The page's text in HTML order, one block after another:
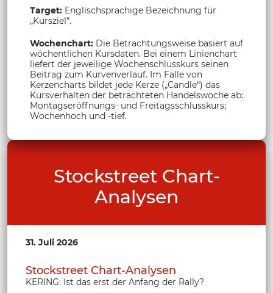
Target: Englischsprachige Bezeichnung für
„Kursziel“.
Wochenchart: Die Betrachtungsweise basiert auf
wöchentlichen Kursdaten. Bei einem Linienchart
liefert der jeweilige Wochenschlusskurs seinen
Beitrag zum Kurvenverlauf. Im Falle von
Kerzencharts bildet jede Kerze („Candle“) das
Kursverhalten der betrachteten Handelswoche ab:
Montagseröffnungs- und Freitagsschlusskurs;
Wochenhoch und -tief.
Stockstreet Chart-
Analysen
31. Juli 2026
Stockstreet Chart-Analysen
KERING: Ist das erst der Anfang der Rally?